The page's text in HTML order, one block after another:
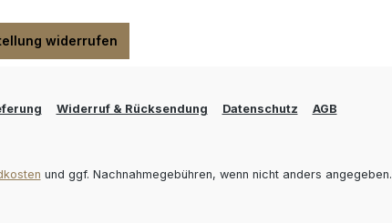
widerrufen
Widerruf & Rücksendung Datenschutz AGB
und ggf. Nachnahmegebühren, wenn nicht anders angegeben.